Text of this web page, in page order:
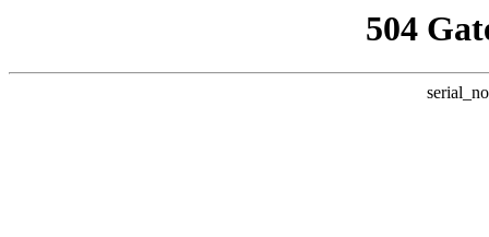
504